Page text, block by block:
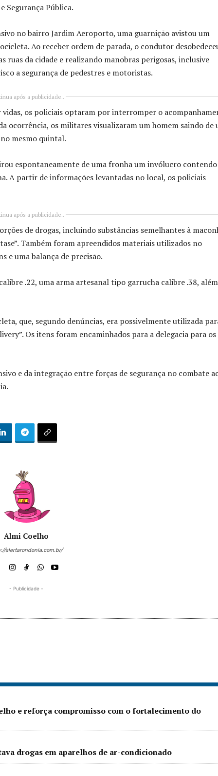
Segurança Pública.
no bairro Jardim Aeroporto, uma guarnição avistou um
Ao receber ordem de parada, o condutor
da cidade e realizando manobras perigosas, inclusive
a segurança de pedestres e motoristas.
após a publicidade..
os policiais optaram por interromper o
os militares visualizaram um homem saindo de
mesmo quintal.
espontaneamente de uma fronha um invólucro contendo
A partir de informações levantadas no local, os policiais
após a publicidade..
de drogas, incluindo substâncias semelhantes à
Também foram apreendidos materiais utilizados no
e uma balança de precisão.
.22, uma arma artesanal tipo garrucha calibre .38,
que, segundo denúncias, era possivelmente utilizada
Os itens foram encaminhados para a delegacia para os
e da integração entre forças de segurança no combate
Almi Coelho
alertarondonia.com.br/
- Publicidade -
e reforça compromisso com o fortalecimento do
drogas em aparelhos de ar-condicionado